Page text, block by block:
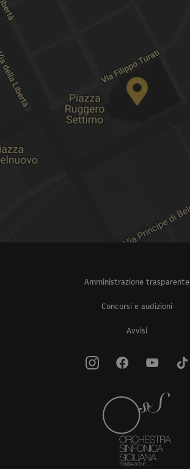
Amministrazione trasparente
Concorsi e audizioni
Avvisi